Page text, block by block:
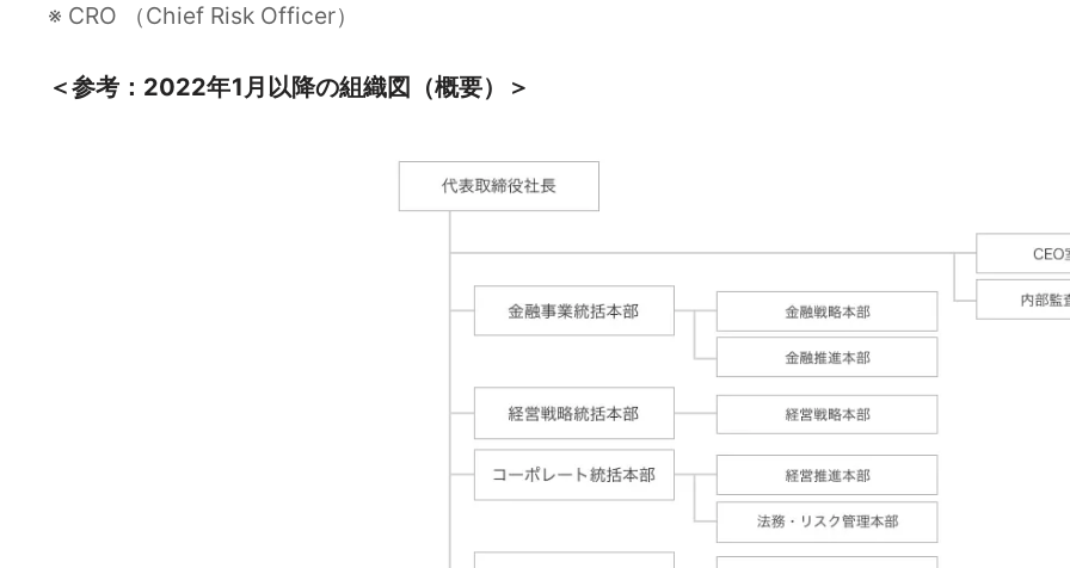
※ CRO （Chief Risk Officer）
＜参考：2022年1月以降の組織図（概要）＞